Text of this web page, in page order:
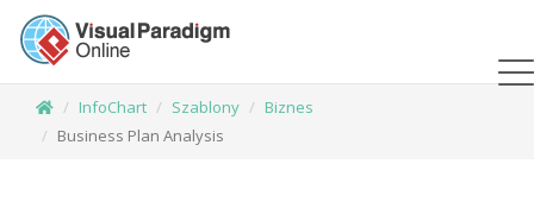
InfoChart Szablony
Biznes
Business Plan Analysis